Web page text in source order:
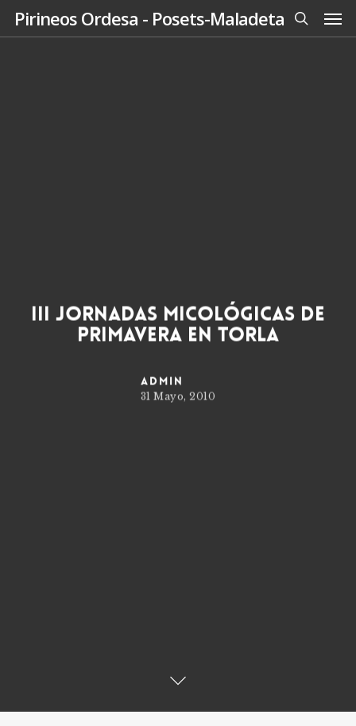
SkipPirineos Ordesa - Posets-Maladeta
search
III Jornadas Micológicas de
Primavera en Torla
admin
31 Mayo, 2010